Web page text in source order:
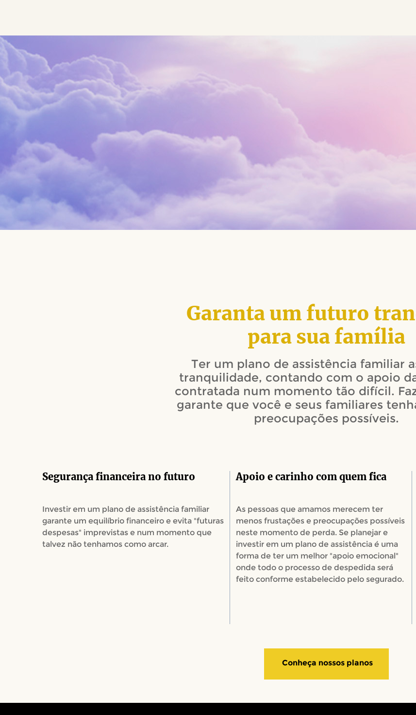
Garanta um futuro
para sua família
Ter um plano de assistência familiar
tranquilidade, contando com o apoio
contratada num momento tão difícil.
garante que você e seus familiares
preocupações possíveis.
Segurança financeira no futuro
Investir em um plano de assistência familiar
garante um equilíbrio financeiro e evita "futuras
despesas" imprevistas e num momento que
talvez não tenhamos como arcar.
Apoio e carinho com quem fica
As pessoas que amamos merecem ter
menos frustações e preocupações possíveis
neste momento de perda. Se planejar e
investir em um plano de assistência é uma
forma de ter um melhor "apoio emocional"
onde todo o processo de despedida será
feito conforme estabelecido pelo segurado.
Conheça nossos planos